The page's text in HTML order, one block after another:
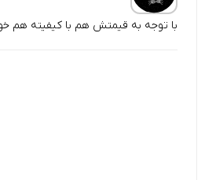
با توجه به قیمتش هم با کیفیته